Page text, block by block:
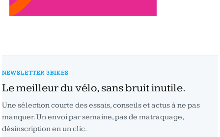
NEWSLETTER 3BIKES
Le meilleur du vélo, sans bruit inutile.
Une sélection courte des essais, conseils et actus à ne pas
manquer. Un envoi par semaine, pas de matraquage,
désinscription en un clic.